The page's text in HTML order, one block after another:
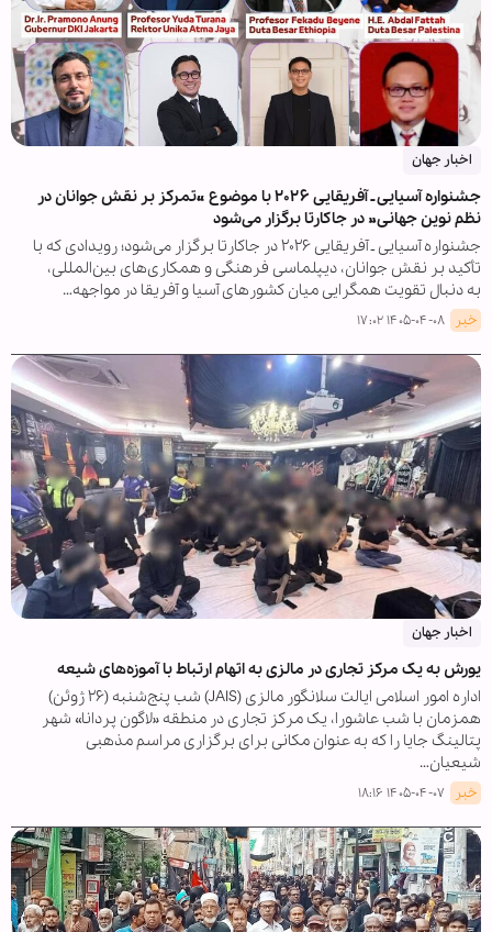
اخبار جهان
جشنواره آسیایی ـ آفریقایی ۲۰۲۶ با موضوع «تمرکز بر نقش جوانان در
نظم نوین جهانی» در جاکارتا برگزار می‌شود
جشنواره آسیایی ـ آفریقایی ۲۰۲۶ در جاکارتا برگزار می‌شود؛ رویدادی که با
تأکید بر نقش جوانان، دیپلماسی فرهنگی و همکاری‌های بین‌المللی،
به دنبال تقویت همگرایی میان کشورهای آسیا و آفریقا در مواجهه…
خبر ۱۴۰۵-۰۴-۰۸ ۱۷:۰۲
اخبار جهان
یورش به یک مرکز تجاری در مالزی به اتهام ارتباط با آموزه‌های شیعه
اداره امور اسلامی ایالت سلانگور مالزی (JAIS) شب پنج‌شنبه (۲۶ ژوئن)
همزمان با شب عاشورا، یک مرکز تجاری در منطقه «لاگون پردانا» شهر
پتالینگ جایا را که به عنوان مکانی برای برگزاری مراسم مذهبی
شیعیان…
خبر ۱۴۰۵-۰۴-۰۷ ۱۸:۱۶